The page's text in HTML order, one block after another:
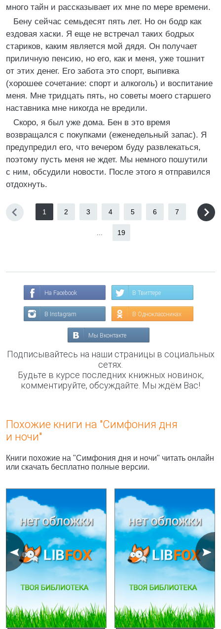
много тайн и рассказывает их мне по мере времени.
Бену сейчас семьдесят пять лет. Но он бодр как
ездовая хаски. Я еще не встречал таких бодрых
стариков, каким является мой дядя. Он получает
приличную пенсию, но его, как и меня, уже тошнит
от этих денег. Его забота это спорт, выпивка
(хорошее сочетание: спорт и алкоголь) и воспитание
меня. Мне тридцать пять, но советы моего старшего
наставника мне никогда не вредили.
Скоро, я был уже дома. Бен в это время
возвращался с покупками (еженедельный запас). Я
предупредил его, что вечером буду развлекаться,
поэтому пусть меня не ждет. Мы немного пошутили
с ним, обсудили новости. После этого я отправился
отдохнуть.
1 2 3 4 5 6 7
19
На Facebook В Твиттере
В Instagram В Одноклассниках
Мы Вконтакте
Подписывайтесь на наши страницы в социальных
сетях.
Будьте в курсе последних книжных новинок,
комментируйте, обсуждайте. Мы ждём Вас!
Похожие книги на "Симфония дня
и ночи"
Книги похожие на "Симфония дня и ночи" читать онлайн
или скачать бесплатно полные версии.